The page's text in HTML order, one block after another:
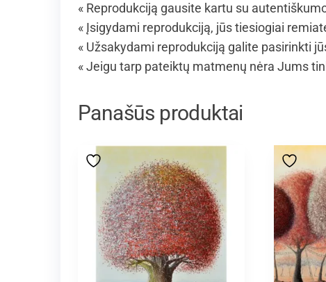
« Reprodukciją gausite kartu su
« Įsigydami reprodukciją, jūs tiesiogiai
« Užsakydami reprodukciją galite pasirinkti
« Jeigu tarp pateiktų matmenų nėra Jums
Panašūs produktai